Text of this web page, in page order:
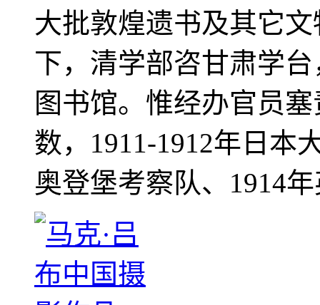
大批敦煌遗书及其它
下，清学部咨甘肃学
图书馆。惟经办官员
数，1911-1912年日本
奥登堡考察队、1914